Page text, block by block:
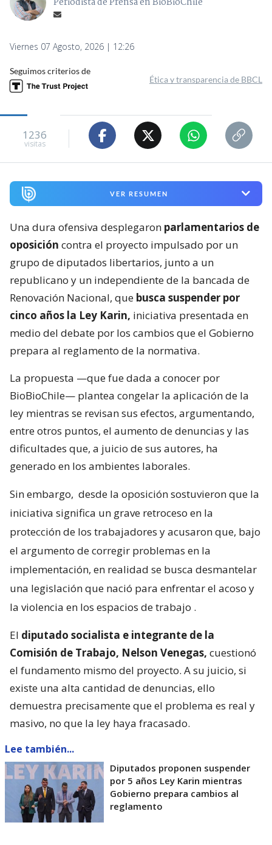
Viernes 07 Agosto, 2026 | 12:26
Seguimos criterios de
Ética y transparencia de BBCL
1236
visitas
VER RESUMEN
Una dura ofensiva desplegaron parlamentarios de
oposición contra el proyecto impulsado por un
grupo de diputados libertarios, junto a un
republicano y un independiente de la bancada de
Renovación Nacional, que busca suspender por
cinco años la Ley Karin, iniciativa presentada en
medio del debate por los cambios que el Gobierno
prepara al reglamento de la normativa.
La propuesta —que fue dada a conocer por
BioBioChile— plantea congelar la aplicación de la
ley mientras se revisan sus efectos, argumentando,
entre otros puntos, el aumento de denuncias y las
dificultades que, a juicio de sus autores, ha
generado en los ambientes laborales.
Sin embargo, desde la oposición sostuvieron que la
iniciativa significa un grave retroceso en la
protección de los trabajadores y acusaron que, bajo
el argumento de corregir problemas en la
implementación, en realidad se busca desmantelar
una legislación que nació para enfrentar el acoso y
la violencia en los espacios de trabajo .
El diputado socialista e integrante de la
Comisión de Trabajo, Nelson Venegas, cuestionó
el fundamento mismo del proyecto. A su juicio, si
existe una alta cantidad de denuncias, ello
demuestra precisamente que el problema es real y
masivo, no que la ley haya fracasado.
Lee también...
Diputados proponen suspender
por 5 años Ley Karin mientras
Gobierno prepara cambios al
reglamento